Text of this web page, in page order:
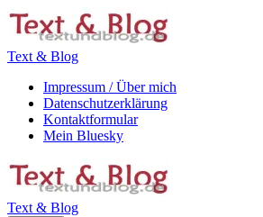
Zum
Inhalt
Text & Blog
Impressum / Über mich
Datenschutzerklärung
Kontaktformular
Mein Bluesky
Text & Blog